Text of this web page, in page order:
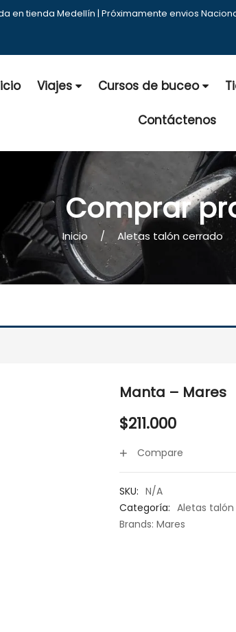
en tienda Medellín | Próximamente envios
Viajes Cursos de buceo
Contáctenos
Comprar
Inicio Aletas talón cerrado
Manta – Mares
$211.000
Compare
SKU: N/A
Categoría: Aletas
Brands: Mares